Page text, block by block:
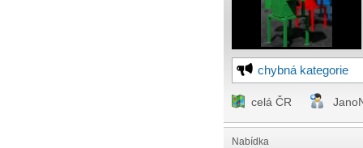
chybná kategorie
celá ČR
Nabídka